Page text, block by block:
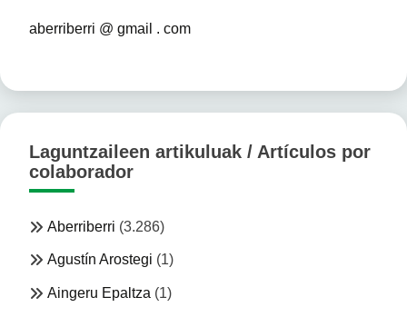
aberriberri @ gmail . com
Laguntzaileen artikuluak / Artículos por
colaborador
Aberriberri (3.286)
Agustín Arostegi (1)
Aingeru Epaltza (1)